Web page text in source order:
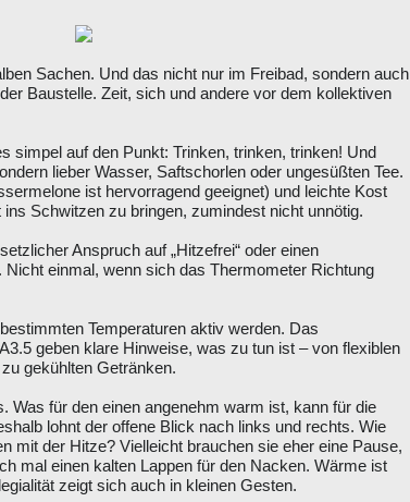
Sachen. Und das nicht nur im Freibad, sondern auch
Baustelle. Zeit, sich und andere vor dem kollektiven
simpel auf den Punkt: Trinken, trinken, trinken! Und
lieber Wasser, Saftschorlen oder ungesüßten Tee.
ist hervorragend geeignet) und leichte Kost
Schwitzen zu bringen, zumindest nicht unnötig.
Anspruch auf „Hitzefrei“ oder einen
einmal, wenn sich das Thermometer Richtung
Temperaturen aktiv werden. Das
geben klare Hinweise, was zu tun ist – von flexiblen
gekühlten Getränken.
Was für den einen angenehm warm ist, kann für die
lohnt der offene Blick nach links und rechts. Wie
mit der Hitze? Vielleicht brauchen sie eher eine Pause,
mal einen kalten Lappen für den Nacken. Wärme ist
zeigt sich auch in kleinen Gesten.